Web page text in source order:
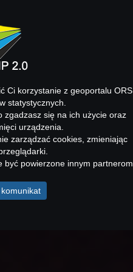
Ci korzystanie z geoportalu
statystycznych.
zgadzasz się na ich użycie oraz
urządzenia.
zarządzać cookies, zmieniając
być powierzone innym